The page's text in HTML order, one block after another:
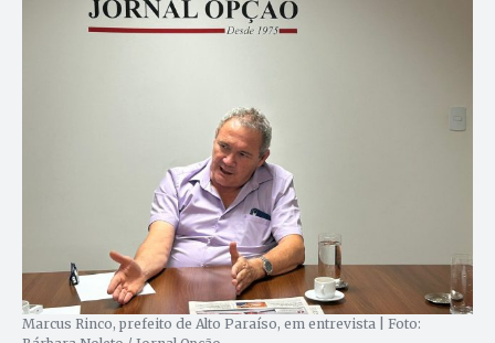
Marcus Rinco, prefeito de Alto Paraíso, em entrevista | Foto: